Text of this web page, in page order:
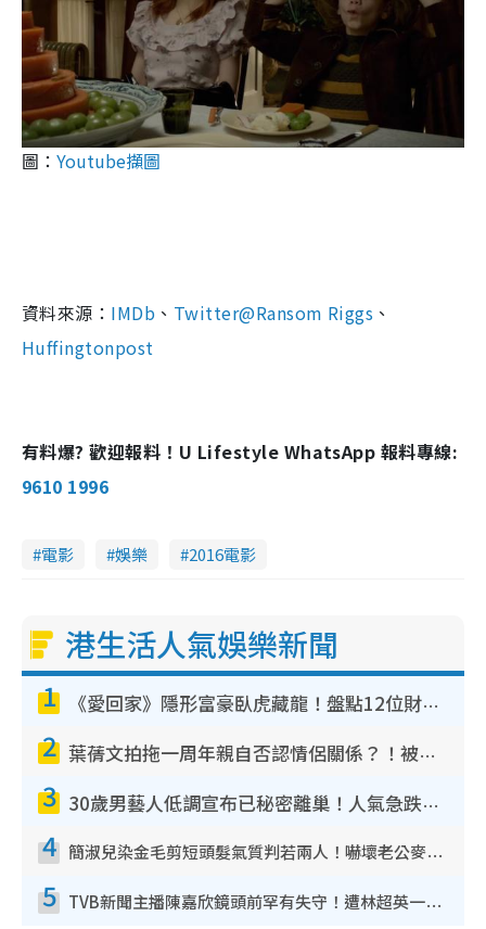
圖： Youtube擷圖
資料來源： IMDb 、 Twitter@Ransom Riggs 、
Huffingtonpost
有料爆? 歡迎報料！U Lifestyle WhatsApp 報料專線:
9610 1996
電影 娛樂 2016電影
港生活人氣娛樂新聞
1 《愛回家》隱形富豪臥虎藏龍！盤點12位財氣逼人的有錢藝人：呢位靚女3億身家唔憂做
2 葉蒨文拍拖一周年親自否認情侶關係？！被質疑感情造假竟稱GM「普通同事」
3 30歲男藝人低調宣布已秘密離巢！人氣急跌變失蹤人口︰「這幾年過得並不容易」
4 簡淑兒染金毛剪短頭髮氣質判若兩人！嚇壞老公麥大力都認唔出：「你做咩事？」
5 TVB新聞主播陳嘉欣鏡頭前罕有失守！遭林超英一句說話突襲嚇親當場大笑